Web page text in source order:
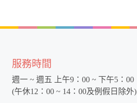
服務時間
週一 ~ 週五 上午9：00 ~ 下午5：00
(午休12：00 ~ 14：00及例假日除外)